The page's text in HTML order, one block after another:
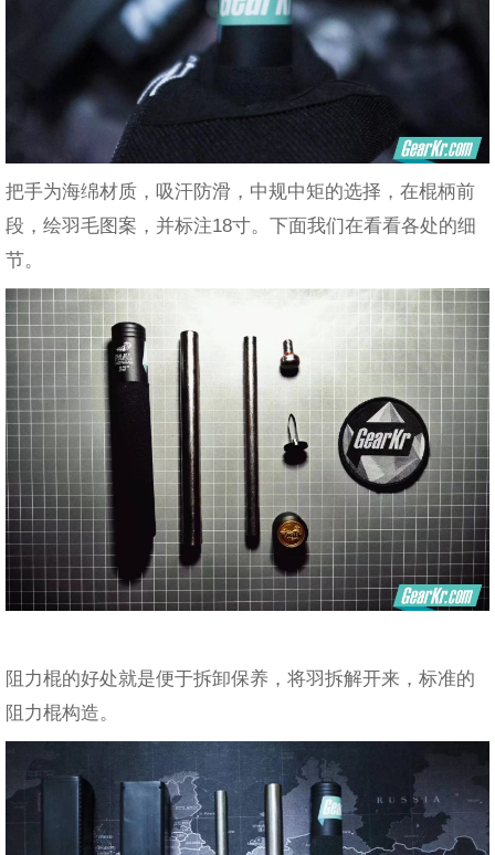
把手为海绵材质，吸汗防滑，中规中矩的选择，在棍柄前
段，绘羽毛图案，并标注18寸。下面我们在看看各处的细
节。
阻力棍的好处就是便于拆卸保养，将羽拆解开来，标准的
阻力棍构造。